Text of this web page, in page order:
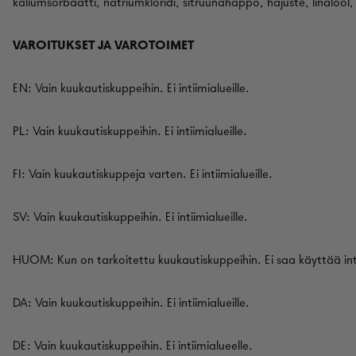
kaliumsorbaatti, natriumkloridi, sitruunahappo, hajuste,
VAROITUKSET JA VAROTOIMET
EN: Vain kuukautiskuppeihin. Ei intiimialueille.
PL: Vain kuukautiskuppeihin. Ei intiimialueille.
FI: Vain kuukautiskuppeja varten. Ei intiimialueille.
SV: Vain kuukautiskuppeihin. Ei intiimialueille.
HUOM: Kun on tarkoitettu kuukautiskuppeihin. Ei saa käyttää
DA: Vain kuukautiskuppeihin. Ei intiimialueille.
DE: Vain kuukautiskuppeihin. Ei intiimialueelle.